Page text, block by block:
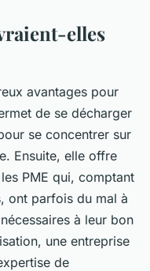
elles
avantages pour
de se décharger
se concentrer sur
Ensuite, elle offre
PME qui, comptant
ont parfois du mal à
à leur bon
une entreprise
de